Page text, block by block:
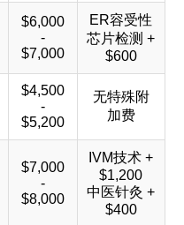
$6,000
-
$7,000
ER容受性
芯片检测 +
$600
$4,500
-
$5,200
无特殊附
加费
$7,000
-
$8,000
IVM技术 +
$1,200
中医针灸 +
$400